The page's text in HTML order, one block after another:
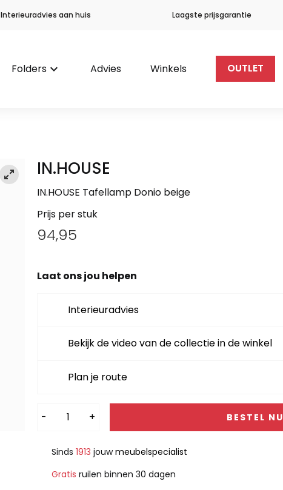
Interieuradvies aan huis Laagste prijsgarantie
Folders keyboard_arrow_down Advies Winkels OUTLET
IN.HOUSE
IN.HOUSE Tafellamp Donio beige
Prijs per stuk
94,95
Laat ons jou helpen
Interieuradvies
Bekijk de video van de collectie in de winkel
Plan je route
- + BESTEL NU
Alternative:
Sinds 1913 jouwmeubelspecialist
Gratis ruilen binnen 30 dagen